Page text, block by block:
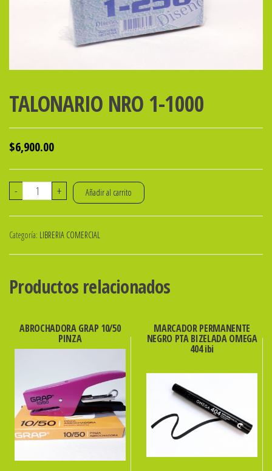
TALONARIO NRO 1-1000
$6,900.00
-
TALONARIO
1000
cantidad
+ Añadir al carrito
Categoría: LIBRERIA COMERCIAL
Productos relacionados
ABROCHADORA GRAP 10/50
PINZA
MARCADOR PERMANENTE
NEGRO PTA BIZELADA OMEGA
404 ibi